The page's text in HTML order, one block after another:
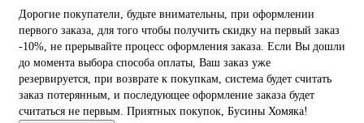
Дорогие покупатели, будьте внимательны, при оформлении
первого заказа, для того чтобы получить скидку на первый заказ
-10%, не прерывайте процесс оформления заказа. Если Вы дошли
до момента выбора способа оплаты, Ваш заказ уже
резервируется, при возврате к покупкам, система будет считать
заказ потерянным, и последующее оформление заказа будет
считаться не первым. Приятных покупок, Бусины Хомяка!